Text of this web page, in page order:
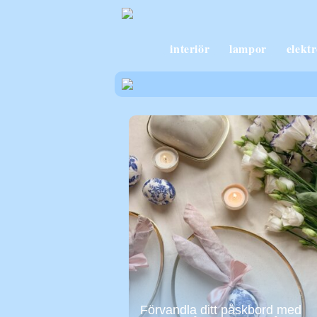
interiör lampor
Förvandla ditt påskbord med